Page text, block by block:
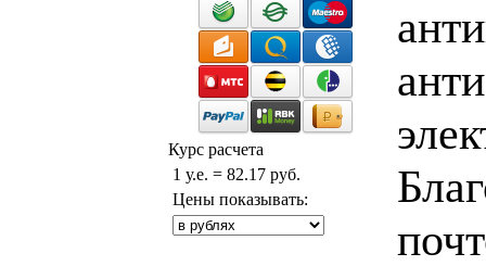
Курс расчета
1 у.е. = 82.17 руб.
Цены показывать: